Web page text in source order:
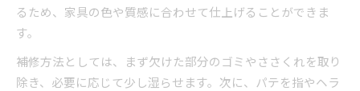
るため、家具の色や質感に合わせて仕上げることができま
す。
補修方法としては、まず欠けた部分のゴミやささくれを取り
除き、必要に応じて少し湿らせます。次に、パテを指やヘラ